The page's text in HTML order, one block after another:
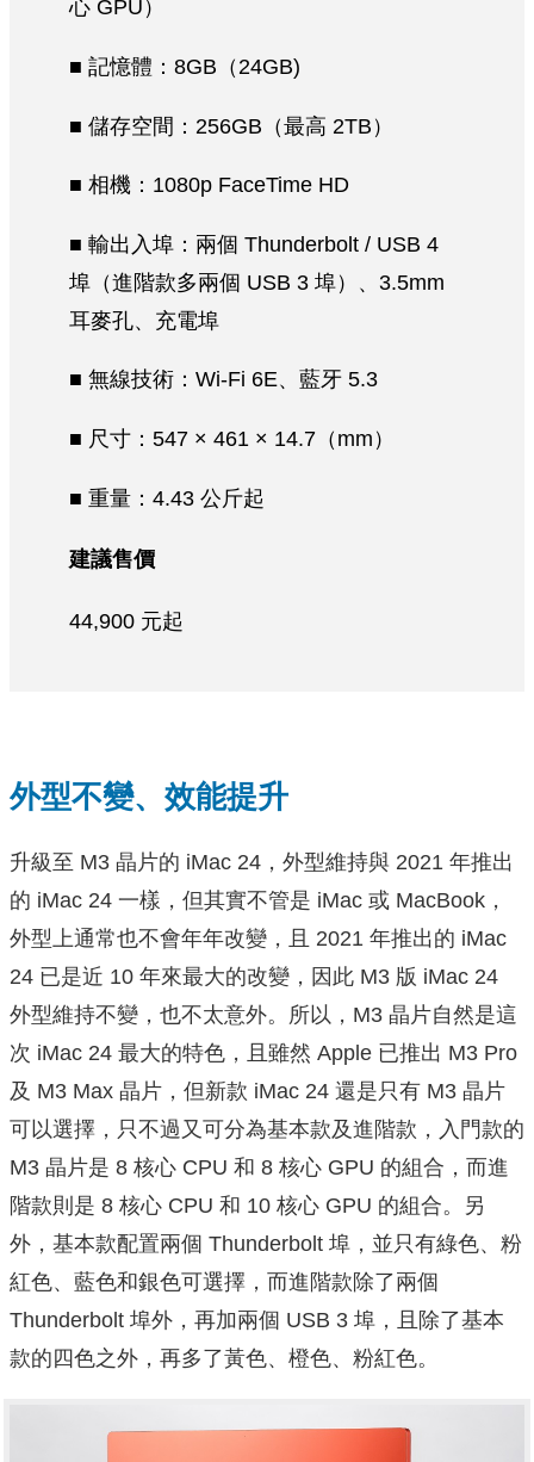
心 GPU）
■ 記憶體：8GB（24GB)
■ 儲存空間：256GB（最高 2TB）
■ 相機：1080p FaceTime HD
■ 輸出入埠：兩個 Thunderbolt / USB 4
埠（進階款多兩個 USB 3 埠）、3.5mm
耳麥孔、充電埠
■ 無線技術：Wi-Fi 6E、藍牙 5.3
■ 尺寸：547 × 461 × 14.7（mm）
■ 重量：4.43 公斤起
建議售價
44,900 元起
外型不變、效能提升
升級至 M3 晶片的 iMac 24，外型維持與 2021 年推出
的 iMac 24 一樣，但其實不管是 iMac 或 MacBook，
外型上通常也不會年年改變，且 2021 年推出的 iMac
24 已是近 10 年來最大的改變，因此 M3 版 iMac 24
外型維持不變，也不太意外。所以，M3 晶片自然是這
次 iMac 24 最大的特色，且雖然 Apple 已推出 M3 Pro
及 M3 Max 晶片，但新款 iMac 24 還是只有 M3 晶片
可以選擇，只不過又可分為基本款及進階款，入門款的
M3 晶片是 8 核心 CPU 和 8 核心 GPU 的組合，而進
階款則是 8 核心 CPU 和 10 核心 GPU 的組合。另
外，基本款配置兩個 Thunderbolt 埠，並只有綠色、粉
紅色、藍色和銀色可選擇，而進階款除了兩個
Thunderbolt 埠外，再加兩個 USB 3 埠，且除了基本
款的四色之外，再多了黃色、橙色、粉紅色。